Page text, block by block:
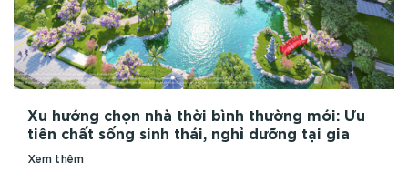
Xu hướng chọn nhà thời bình thường mới: Ưu
tiên chất sống sinh thái, nghỉ dưỡng tại gia
Xem thêm